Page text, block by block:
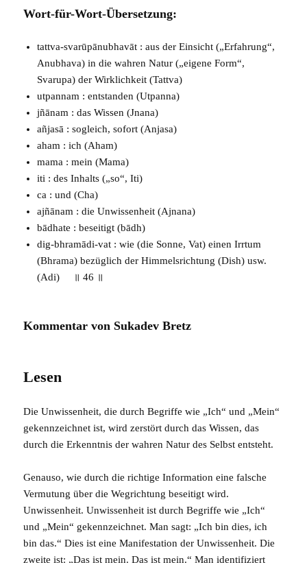
Wort-für-Wort-Übersetzung:
tattva-svarūpānubhavāt : aus der Einsicht („Erfahrung“,
Anubhava) in die wahren Natur („eigene Form“,
Svarupa) der Wirklichkeit (Tattva)
utpannam : entstanden (Utpanna)
jñānam : das Wissen (Jnana)
añjasā : sogleich, sofort (Anjasa)
aham : ich (Aham)
mama : mein (Mama)
iti : des Inhalts („so“,Iti)
ca : und (Cha)
ajñānam : die Unwissenheit (Ajnana)
bādhate : beseitigt (bādh)
dig-bhramādi-vat : wie (die Sonne,Vat) einen Irrtum
(Bhrama) bezüglich der Himmelsrichtung (Dish) usw.
(Adi) ॥ 46 ॥
Kommentar von Sukadev Bretz
Lesen
Die Unwissenheit, die durch Begriffe wie „Ich“ und „Mein“
gekennzeichnet ist, wird zerstört durch das Wissen, das
durch die Erkenntnis der wahren Natur des Selbst entsteht.
Genauso, wie durch die richtige Information eine falsche
Vermutung über die Wegrichtung beseitigt wird.
Unwissenheit.Unwissenheit ist durch Begriffe wie „Ich“
und „Mein“ gekennzeichnet. Man sagt: „Ich bin dies, ich
bin das.“ Dies ist eine Manifestation der Unwissenheit. Die
zweite ist: „Das ist mein. Das ist mein.“ Man identifiziert